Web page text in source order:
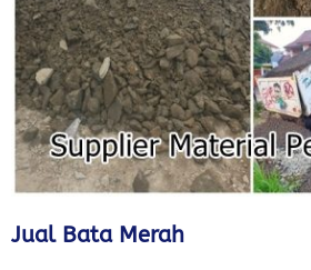
Jual Bata Merah